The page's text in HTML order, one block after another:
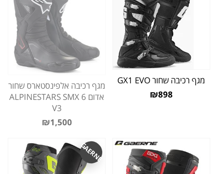
מגף רכיבה שחור GX1 EVO
₪898
מגף רכיבה אלפינסטארס שחור
אדום ALPINESTARS SMX 6
V3
₪1,500
GAERNE